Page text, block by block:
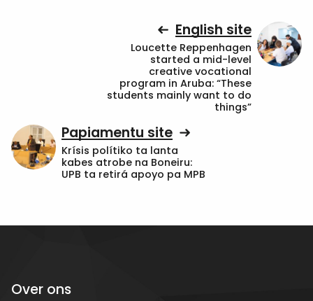
English site
Loucette Reppenhagen
started a mid-level
creative vocational
program in Aruba: “These
students mainly want to do
things”
Papiamentu site
Krísis polítiko ta lanta
kabes atrobe na Boneiru:
UPB ta retirá apoyo pa MPB
Over ons